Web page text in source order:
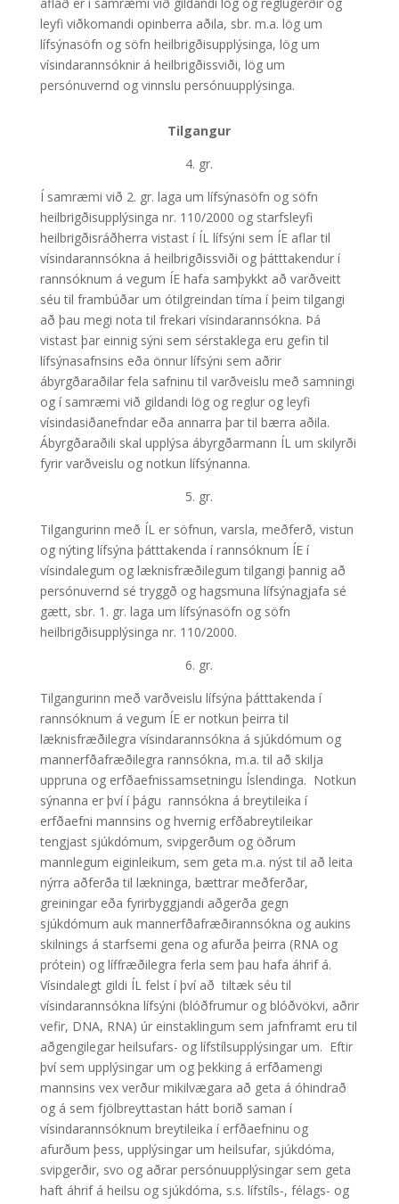
leyfi viðkomandi opinberra aðila, sbr. m.a. lög um
lífsýnasöfn og söfn heilbrigðisupplýsinga, lög um
vísindarannsóknir á heilbrigðissviði, lög um
persónuvernd og vinnslu persónuupplýsinga.
Tilgangur
4. gr.
Í samræmi við 2. gr. laga um lífsýnasöfn og söfn
heilbrigðisupplýsinga nr. 110/2000 og starfsleyfi
heilbrigðisráðherra vistast í ÍL lífsýni sem ÍE aflar til
vísindarannsókna á heilbrigðissviði og þátttakendur í
rannsóknum á vegum ÍE hafa samþykkt að varðveitt
séu til frambúðar um ótilgreindan tíma í þeim tilgangi
að þau megi nota til frekari vísindarannsókna. Þá
vistast þar einnig sýni sem sérstaklega eru gefin til
lífsýnasafnsins eða önnur lífsýni sem aðrir
ábyrgðaraðilar fela safninu til varðveislu með samningi
og í samræmi við gildandi lög og reglur og leyfi
vísindasiðanefndar eða annarra þar til bærra aðila.
Ábyrgðaraðili skal upplýsa ábyrgðarmann ÍL um skilyrði
fyrir varðveislu og notkun lífsýnanna.
5. gr.
Tilgangurinn með ÍL er söfnun, varsla, meðferð, vistun
og nýting lífsýna þátttakenda í rannsóknum ÍE í
vísindalegum og læknisfræðilegum tilgangi þannig að
persónuvernd sé tryggð og hagsmuna lífsýnagjafa sé
gætt, sbr. 1. gr. laga um lífsýnasöfn og söfn
heilbrigðisupplýsinga nr. 110/2000.
6. gr.
Tilgangurinn með varðveislu lífsýna þátttakenda í
rannsóknum á vegum ÍE er notkun þeirra til
læknisfræðilegra vísindarannsókna á sjúkdómum og
mannerfðafræðilegra rannsókna, m.a. til að skilja
uppruna og erfðaefnissamsetningu Íslendinga. Notkun
sýnanna er því í þágu rannsókna á breytileika í
erfðaefni mannsins og hvernig erfðabreytileikar
tengjast sjúkdómum, svipgerðum og öðrum
mannlegum eiginleikum, sem geta m.a. nýst til að leita
nýrra aðferða til lækninga, bættrar meðferðar,
greiningar eða fyrirbyggjandi aðgerða gegn
sjúkdómum auk mannerfðafræðirannsókna og aukins
skilnings á starfsemi gena og afurða þeirra (RNA og
prótein) og líffræðilegra ferla sem þau hafa áhrif á.
Vísindalegt gildi ÍL felst í því að tiltæk séu til
vísindarannsókna lífsýni (blóðfrumur og blóðvökvi, aðrir
vefir, DNA, RNA) úr einstaklingum sem jafnframt eru til
aðgengilegar heilsufars- og lífstílsupplýsingar um. Eftir
því sem upplýsingar um og þekking á erfðamengi
mannsins vex verður mikilvægara að geta á óhindrað
og á sem fjölbreyttastan hátt borið saman í
vísindarannsóknum breytileika í erfðaefninu og
afurðum þess, upplýsingar um heilsufar, sjúkdóma,
svipgerðir, svo og aðrar persónuupplýsingar sem geta
haft áhrif á heilsu og sjúkdóma, s.s. lífstíls-, félags- og